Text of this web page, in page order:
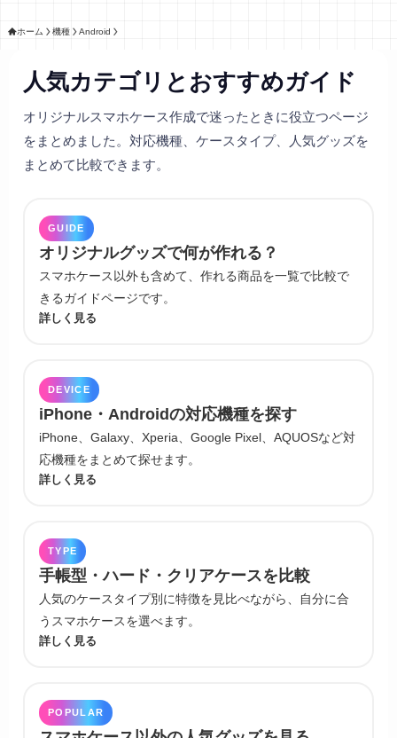
ホーム 機種 Android
人気カテゴリとおすすめガイド
オリジナルスマホケース作成で迷ったときに役立つページ
をまとめました。対応機種、ケースタイプ、人気グッズを
まとめて比較できます。
GUIDE
オリジナルグッズで何が作れる？
スマホケース以外も含めて、作れる商品を一覧で比較で
きるガイドページです。
詳しく見る
DEVICE
iPhone・Androidの対応機種を探す
iPhone、Galaxy、Xperia、Google Pixel、AQUOSなど対
応機種をまとめて探せます。
詳しく見る
TYPE
手帳型・ハード・クリアケースを比較
人気のケースタイプ別に特徴を見比べながら、自分に合
うスマホケースを選べます。
詳しく見る
POPULAR